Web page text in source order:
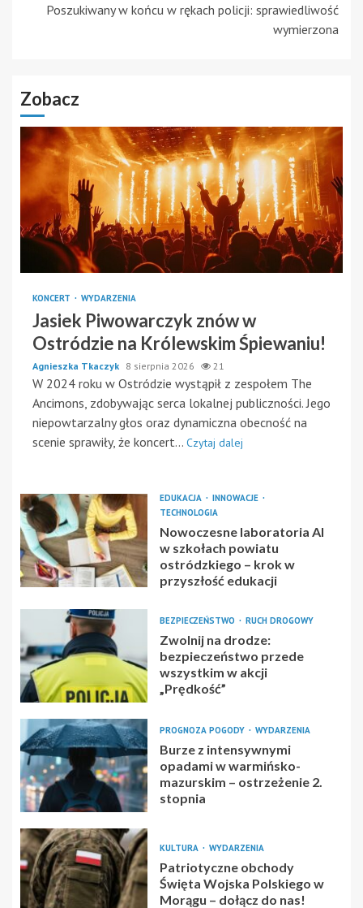
Poszukiwany w końcu w rękach policji: sprawiedliwość
wymierzona
Zobacz
KONCERT WYDARZENIA
Jasiek Piwowarczyk znów w
Ostródzie na Królewskim Śpiewaniu!
Agnieszka Tkaczyk 8 sierpnia 2026 21
W 2024 roku w Ostródzie wystąpił z zespołem The
Ancimons, zdobywając serca lokalnej publiczności. Jego
niepowtarzalny głos oraz dynamiczna obecność na
scenie sprawiły, że koncert... Czytaj dalej
EDUKACJA
INNOWACJE
TECHNOLOGIA
Nowoczesne laboratoria AI
w szkołach powiatu
ostródzkiego – krok w
przyszłość edukacji
BEZPIECZEŃSTWO RUCH DROGOWY
Zwolnij na drodze:
bezpieczeństwo przede
wszystkim w akcji
„Prędkość”
PROGNOZA POGODY WYDARZENIA
Burze z intensywnymi
opadami w warmińsko-
mazurskim – ostrzeżenie 2.
stopnia
KULTURA WYDARZENIA
Patriotyczne obchody
Święta Wojska Polskiego w
Morągu – dołącz do nas!